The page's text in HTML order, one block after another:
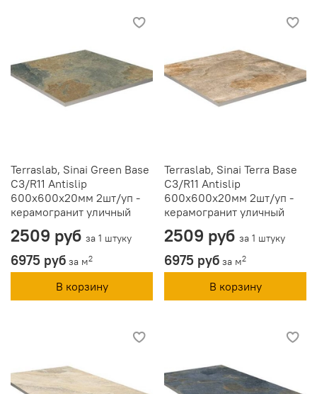
Terraslab, Sinai Green Base
C3/R11 Antislip
600х600х20мм 2шт/уп -
керамогранит уличный
2509 руб за 1 штуку
6975 руб за м2
В корзину
Terraslab, Sinai Terra Base
C3/R11 Antislip
600х600х20мм 2шт/уп -
керамогранит уличный
2509 руб за 1 штуку
6975 руб за м2
В корзину